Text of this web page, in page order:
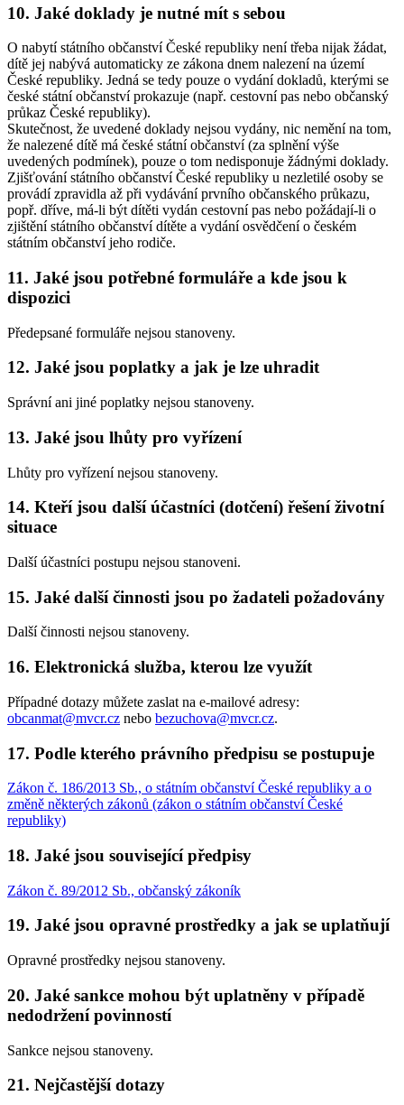
10. Jaké doklady je nutné mít s sebou
O nabytí státního občanství České republiky není třeba nijak žádat,
dítě jej nabývá automaticky ze zákona dnem nalezení na území
České republiky. Jedná se tedy pouze o vydání dokladů, kterými se
české státní občanství prokazuje (např. cestovní pas nebo občanský
průkaz České republiky).
Skutečnost, že uvedené doklady nejsou vydány, nic nemění na tom,
že nalezené dítě má české státní občanství (za splnění výše
uvedených podmínek), pouze o tom nedisponuje žádnými doklady.
Zjišťování státního občanství České republiky u nezletilé osoby se
provádí zpravidla až při vydávání prvního občanského průkazu,
popř. dříve, má-li být dítěti vydán cestovní pas nebo požádají-li o
zjištění státního občanství dítěte a vydání osvědčení o českém
státním občanství jeho rodiče.
11. Jaké jsou potřebné formuláře a kde jsou k
dispozici
Předepsané formuláře nejsou stanoveny.
12. Jaké jsou poplatky a jak je lze uhradit
Správní ani jiné poplatky nejsou stanoveny.
13. Jaké jsou lhůty pro vyřízení
Lhůty pro vyřízení nejsou stanoveny.
14. Kteří jsou další účastníci (dotčení) řešení životní
situace
Další účastníci postupu nejsou stanoveni.
15. Jaké další činnosti jsou po žadateli požadovány
Další činnosti nejsou stanoveny.
16. Elektronická služba, kterou lze využít
Případné dotazy můžete zaslat na e-mailové adresy:
obcanmat@mvcr.cz nebo bezuchova@mvcr.cz.
17. Podle kterého právního předpisu se postupuje
Zákon č. 186/2013 Sb., o státním občanství České republiky a o
změně některých zákonů (zákon o státním občanství České
republiky)
18. Jaké jsou související předpisy
Zákon č. 89/2012 Sb., občanský zákoník
19. Jaké jsou opravné prostředky a jak se uplatňují
Opravné prostředky nejsou stanoveny.
20. Jaké sankce mohou být uplatněny v případě
nedodržení povinností
Sankce nejsou stanoveny.
21. Nejčastější dotazy